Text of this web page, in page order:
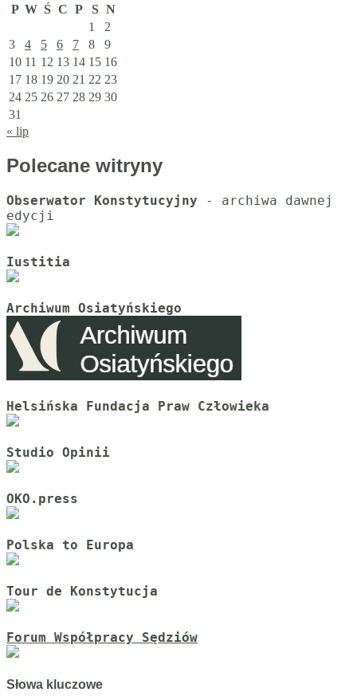
P W Ś C P S N
1
2
3
4 5 6 7 8
9
10 11 12 13 14 15 16
17 18 19 20 21 22 23
24 25 26 27 28 29 30
31
« lip
Polecane witryny
Obserwator Konstytucyjny - archiwa dawnej
Iustitia
Archiwum Osiatyńskiego
Helsińska Fundacja Praw Człowieka
Studio Opinii
OKO.press
Polska to Europa
Tour de Konstytucja
Forum Współpracy Sędziów
Słowa kluczowe